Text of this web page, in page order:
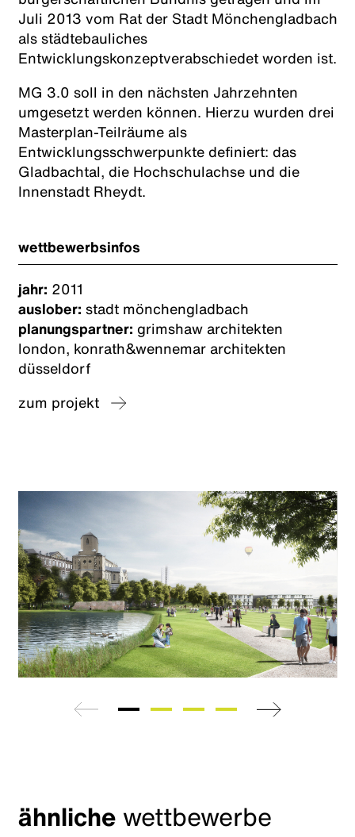
Juli 2013 vom Rat der Stadt Mönchengladbach
als städtebauliches
Entwicklungskonzeptverabschiedet worden ist.
MG 3.0 soll in den nächsten Jahrzehnten
umgesetzt werden können. Hierzu wurden drei
Masterplan-Teilräume als
Entwicklungsschwerpunkte definiert: das
Gladbachtal, die Hochschulachse und die
Innenstadt Rheydt.
wettbewerbsinfos
jahr: 2011
auslober: stadt mönchengladbach
planungspartner: grimshaw architekten
london, konrath&wennemar architekten
düsseldorf
zum projekt
zurück weiter
ähnlichewettbewerbe